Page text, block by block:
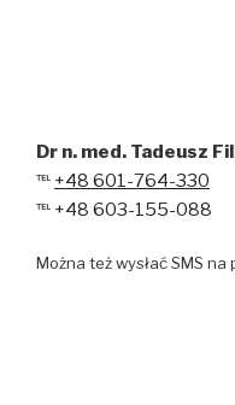
Dr n. med. Tadeusz
℡ +48 601-764-330
℡ +48 603-155-088
Można też wysłać SMS